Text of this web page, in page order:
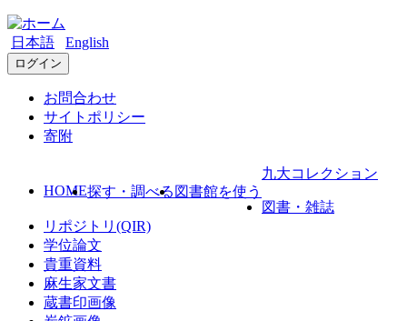
日本語 English
ログイン
お問合わせ
サイトポリシー
寄附
HOME探す・調べる 図書館を使う
九大コレクション
図書・雑誌
リポジトリ(QIR)
学位論文
貴重資料
麻生家文書
蔵書印画像